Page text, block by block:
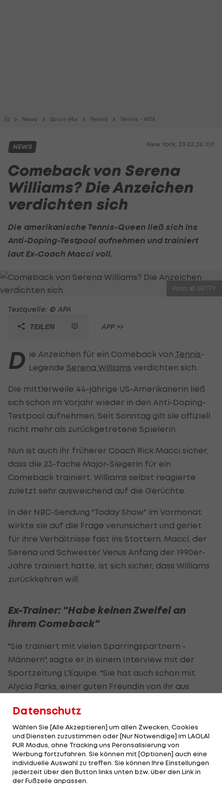
News Sport-Mix Tennis Tennis - WTA
New York, 23.02.26 11:11
NEWS
Comeback von Serena
Williams? Die Anzeichen
verdichten sich
Die amerikanische Tennis-Queen ließ sich ins
Anti-Doping-Testpool aufnehmen und trainiert
laut Ex-Coach Macci voll.
Foto: © GETTY
Textquelle: © APA
TEILEN APP >>
D ie Anzeichen für ein Comeback von Tennis-
Legende Serena Williams verdichten sich.
Die mittlerweile 44-jährige US-Amerikanerin ließ
sich schon im Vorjahr wieder in den Anti-Doping-
Testpool aufnehmen. Seit Sonntag gilt sie offiziell
nicht mehr als zurückgetretene Spielerin.
Nun ist auch ihr früherer Coach Rick Macci sicher,
dass die 23-fache Major-Siegerin für ein
Comeback trainiert. Williams selbst reagierte
zuletzt sehr ausweichend auf die Gerüchte.
In der NBC-Sendung "Today Show" im Vormonat
wirkte sie auf die Frage verunsichert und geriet
für ihre Verhältnisse fast ins Stottern. Macci, der
Serena und Schwester Venus Anfang der 1990er-
Jahre trainiert hatte, ist sich sicher, dass Williams
zurückkehren will.
Ex-Trainer: "Habe keinen Zweifel an
ihrem Comeback"
"Sie trainiert mit vielen Sparringspartnern -
Männern", sagte er in einem Interview mit der
Sportzeitung L'Equipe. "Sie hat auch schon mit
Alycia Parks, einer guten Freundin von ihr aus
Zweifel an ihrem Comeback."
Zunächst habe er gedacht, sie wolle vielleicht mit
Venus Doppel spielen. "Aber wir reden hier nicht
nur über Doppel. Sie gibt alles. Wenn sie nicht
glauben würde, dass sie mit den Besten mithalten
Datenschutz
Wählen Sie [Alle Akzeptieren] um allen Zwecken, Cookies
und Diensten zuzustimmen oder [Nur Notwendige] im LAOLA1
PUR Modus, ohne Tracking uns Peronsalisierung von
Werbung fortzufahren. Sie können mit [Optionen] auch eine
individuelle Auswahl zu treffen. Sie können Ihre Einstellungen
jederzeit über den Button links unten bzw. über den Link in
der Fußzeile anpassen.